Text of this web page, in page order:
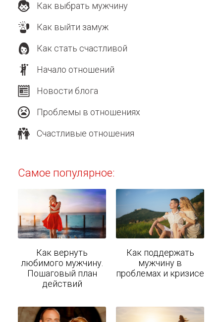
Как выбрать мужчину
Как выйти замуж
Как стать счастливой
Начало отношений
Новости блога
Проблемы в отношениях
Счастливые отношения
Самое популярное:
Как вернуть
любимого мужчину.
Пошаговый план
действий
Как поддержать
мужчину в
проблемах и кризисе